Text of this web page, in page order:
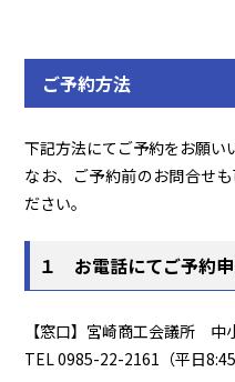
ご予約方法
下記方法にてご予約をお願い
なお、ご予約前のお問合せ
ださい。
１ お電話にてご予約
【窓口】宮崎商工会議所 中
TEL 0985-22-2161（平日8:45